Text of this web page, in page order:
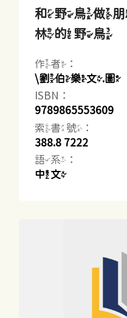
和野鳥做
林的野鳥
作者：
\劉伯樂文.圖
ISBN：
9789865553609
索書號：
388.8 7222
語系：
中文